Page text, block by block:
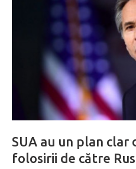
SUA au un plan clar
folosirii de către